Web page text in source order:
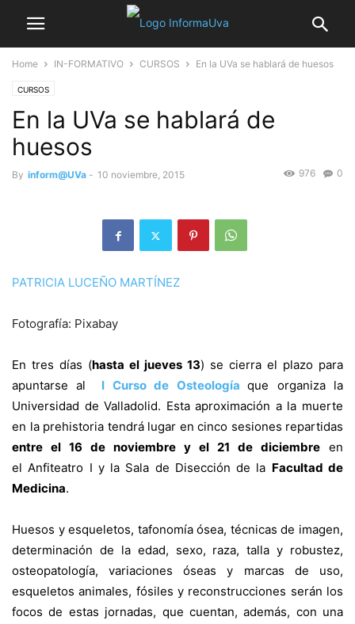
Home IN-FORMATIVO CURSOS En la UVa se hablará de huesos
CURSOS
En la UVa se hablará de
huesos
By inform@UVa - 10 noviembre, 2015 0
976
PATRICIA LUCEÑO MARTÍNEZ
Fotografía: Pixabay
En tres días (hasta el jueves 13) se cierra el plazo para
apuntarse al
I Curso de Osteologíaque organiza la
Universidad de Valladolid. Esta aproximación a la muerte
en la prehistoria tendrá lugar en cinco sesiones repartidas
entre el 16 de noviembre y el 21 de diciembre en
el Anfiteatro I y la Sala de Disección de la Facultad de
Medicina.
Huesos y esqueletos, tafonomía ósea, técnicas de imagen,
determinación de la edad, sexo, raza, talla y robustez,
osteopatología, variaciones óseas y marcas de uso,
esqueletos animales, fósiles y reconstrucciones serán los
focos de estas jornadas, que cuentan, además, con una